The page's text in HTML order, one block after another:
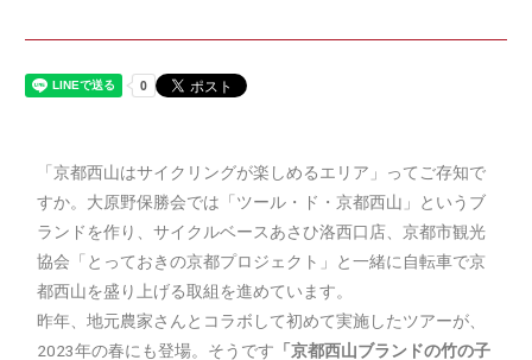
「京都西山はサイクリングが楽しめるエリア」ってご存知で
すか。大原野保勝会では「ツール・ド・京都西山」というブ
ランドを作り、サイクルベースあさひ洛西口店、京都市観光
協会「とっておきの京都プロジェクト」と一緒に自転車で京
都西山を盛り上げる取組を進めています。
昨年、地元農家さんとコラボして初めて実施したツアーが、
2023年の春にも登場。そうです 「京都西山ブランドの竹の子